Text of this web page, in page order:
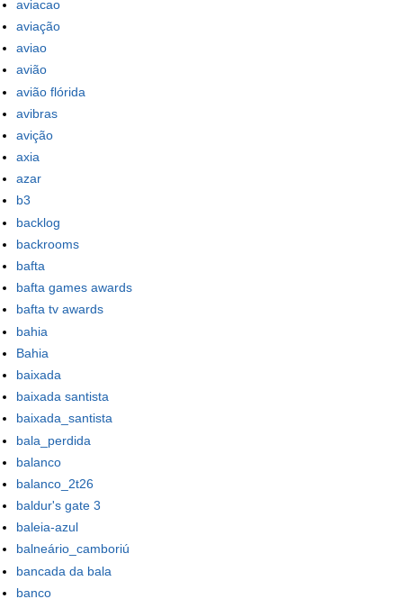
aviacao
aviação
aviao
avião
avião flórida
avibras
avição
axia
azar
b3
backlog
backrooms
bafta
bafta games awards
bafta tv awards
bahia
Bahia
baixada
baixada santista
baixada_santista
bala_perdida
balanco
balanco_2t26
baldur's gate 3
baleia-azul
balneário_camboriú
bancada da bala
banco